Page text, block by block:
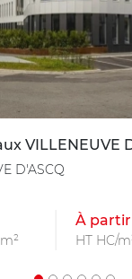
VILLENEUVE
D'ASCQ
À partir
HT HC/